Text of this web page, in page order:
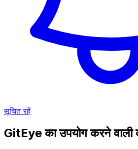
सूचित रहें
GitEye का उपयोग करने वाली